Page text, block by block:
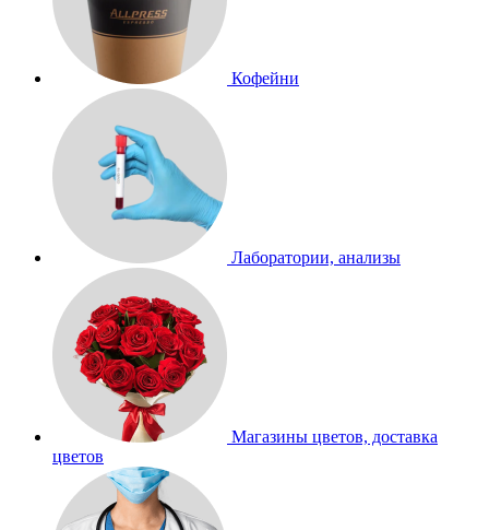
Кофейни
Лаборатории, анализы
Магазины цветов, доставка
цветов